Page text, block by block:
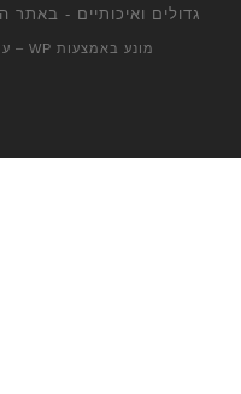
גדולים ואיכותיים - באתר
מונע באמצעות WP
–